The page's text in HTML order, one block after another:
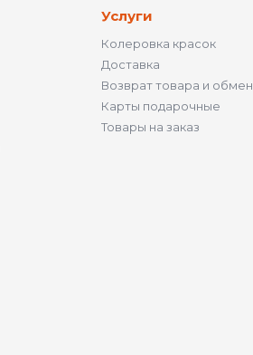
Услуги
Колеровка красок
Доставка
Возврат товара и обмен
Карты подарочные
Товары на заказ